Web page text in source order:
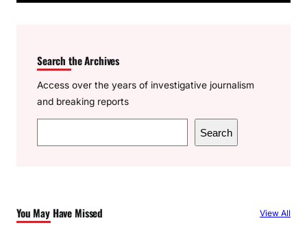
Search the Archives
Access over the years of investigative journalism
and breaking reports
e
h
Search
You May Have Missed View All